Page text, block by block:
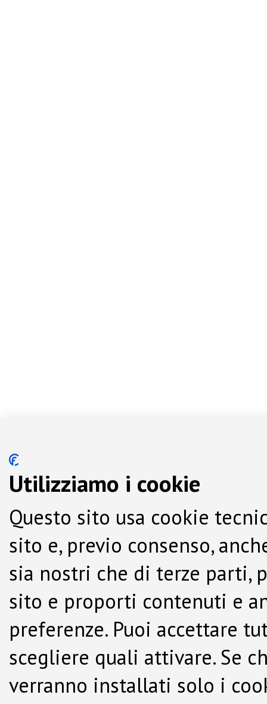
Utilizziamo i cookie
Questo sito usa cookie
sito e, previo consenso,
sia nostri che di terze parti,
sito e proporti contenuti e
preferenze. Puoi accettare
scegliere quali attivare. Se
verranno installati solo i